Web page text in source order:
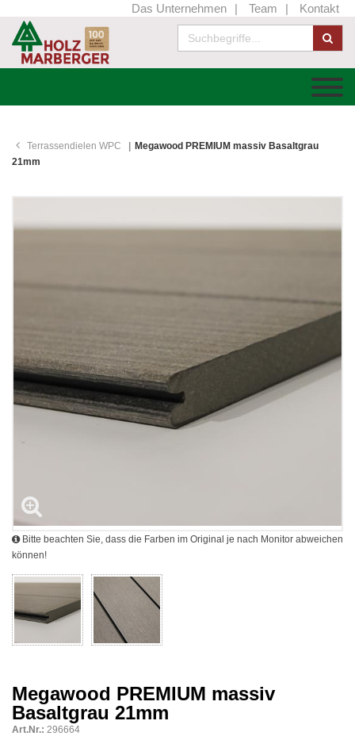
Das Unternehmen Team Kontakt
Terrassendielen WPC
Megawood PREMIUM massiv Basaltgrau
21mm
Bitte beachten Sie, dass die Farben im Original je nach Monitor abweichen
können!
Megawood PREMIUM massiv
Basaltgrau 21mm
Art.Nr.: 296664